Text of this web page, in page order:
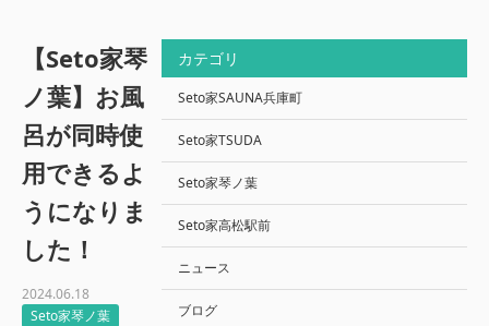
【Seto家琴
ノ葉】お風
呂が同時使
用できるよ
うになりま
した！
2024.06.18
Seto家琴ノ葉
カテゴリ
Seto家SAUNA兵庫町
Seto家TSUDA
Seto家琴ノ葉
Seto家高松駅前
ニュース
ブログ